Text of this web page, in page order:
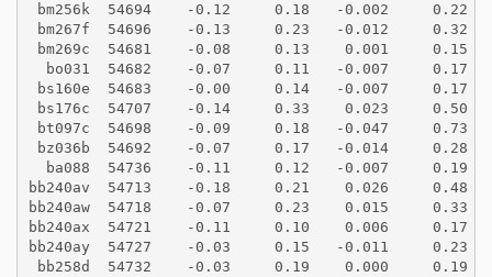
bm256k  54694    -0.12     0.18   -0.002     0.22
bm267f  54696    -0.13     0.23   -0.012     0.32
bm269c  54681    -0.08     0.13    0.001     0.15
  bo031  54682    -0.07     0.11   -0.007     0.17
bs160e  54683    -0.00     0.14   -0.007     0.17
bs176c  54707    -0.14     0.33    0.023     0.50
bt097c  54698    -0.09     0.18   -0.047     0.73
bz036b  54692    -0.07     0.17   -0.014     0.28
  ba088  54736    -0.11     0.12   -0.007     0.19
bb240av  54713    -0.18     0.21    0.026     0.48
bb240aw  54718    -0.07     0.23    0.015     0.33
bb240ax  54721    -0.11     0.10    0.006     0.17
bb240ay  54727    -0.03     0.15   -0.011     0.23
bb258d  54732    -0.03     0.19    0.000     0.19